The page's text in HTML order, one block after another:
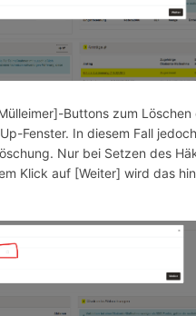
Buttons zum
Fenster. In diesem Fall
Nur bei Setzen des
Klick auf [Weiter] wird das